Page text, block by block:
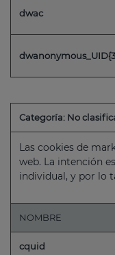
dwac
Categoría: No
Las cookies de
web. La intención
individual, y por lo
NOMBRE
cquid